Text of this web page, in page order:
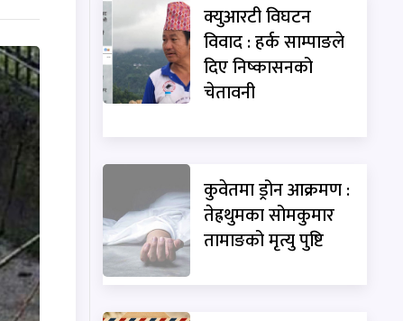
क्युआरटी विघटन
विवाद : हर्क साम्पाङले
दिए निष्कासनको
चेतावनी
कुवेतमा ड्रोन आक्रमण :
तेह्रथुमका सोमकुमार
तामाङको मृत्यु पुष्टि